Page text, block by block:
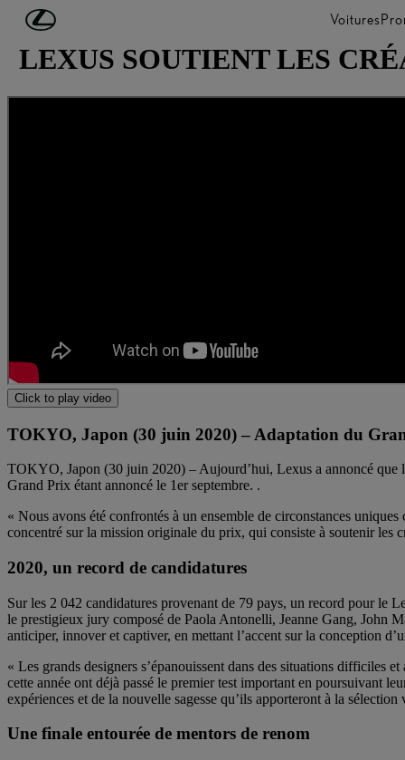
Passer au contenu principal Voitures
LEXUS SOUTIENT LES
Click to play video
TOKYO, Japon (30 juin 2020) – Adaptation du
TOKYO, Japon (30 juin 2020) – Aujourd’hui, Lexus a annoncé que
Grand Prix étant annoncé le 1er septembre. .
« Nous avons été confrontés à un ensemble de circonstances
concentré sur la mission originale du prix, qui consiste à soutenir les
2020, un record de candidatures
Sur les 2 042 candidatures provenant de 79 pays, un record pour le
le prestigieux jury composé de Paola Antonelli, Jeanne Gang, John
anticiper, innover et captiver, en mettant l’accent sur la conception
« Les grands designers s’épanouissent dans des situations difficiles
cette année ont déjà passé le premier test important en poursuivant
expériences et de la nouvelle sagesse qu’ils apporteront à la
Une finale entourée de mentors de renom